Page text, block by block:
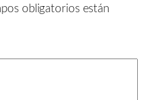
obligatorios están